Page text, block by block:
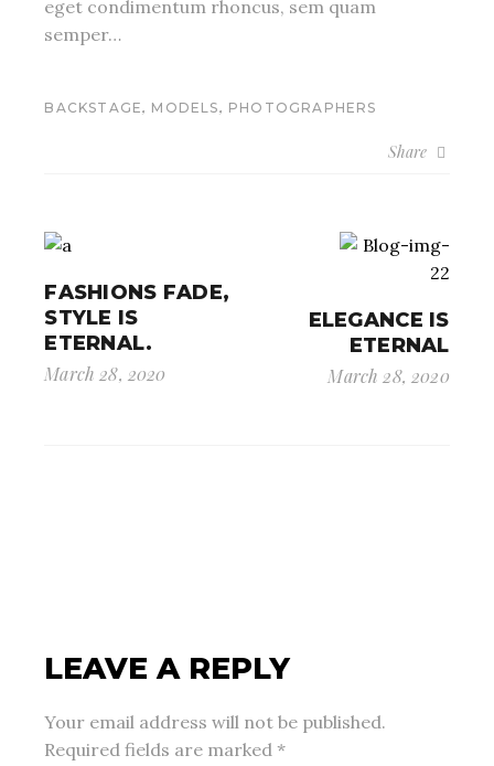
eget condimentum rhoncus, sem quam
semper…
BACKSTAGE, MODELS, PHOTOGRAPHERS
Share
FASHIONS FADE,
STYLE IS
ETERNAL.
March 28, 2020
ELEGANCE IS
ETERNAL
March 28, 2020
LEAVE A REPLY
Your email address will not be published.
Required fields are marked*